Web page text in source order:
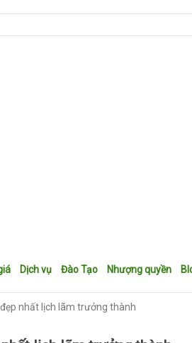
Dịch vụ Đào Tạo Nhượng quyền
nhất lịch lãm trưởng thành